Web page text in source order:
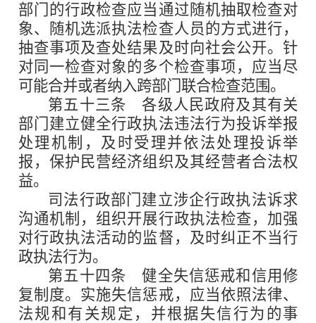
部门的行政检查应当通过随机抽取检查对
象、随机选派执法检查人员的方式进行，
抽查事项及查处结果及时向社会公开。针
对同一检查对象的多个检查事项，应当尽
可能合并或者纳入跨部门联合检查范围。
第五十三条 各级人民政府及其有关
部门建立健全行政执法违法行为投诉举报
处理机制，及时受理并依法处理投诉举
报，保护民营经济组织及其经营者合法权
益。
司法行政部门建立涉企行政执法诉求
沟通机制，组织开展行政执法检查，加强
对行政执法活动的监督，及时纠正不当行
政执法行为。
第五十四条 健全失信惩戒和信用修
复制度。实施失信惩戒，应当依照法律、
法规和有关规定，并根据失信行为的事